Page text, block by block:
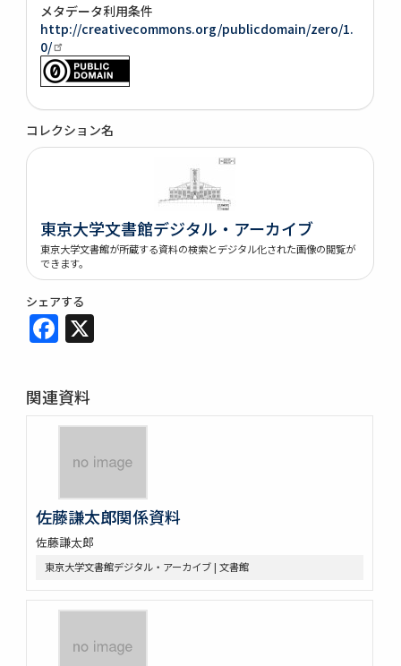
メタデータ利用条件
http://creativecommons.org/publicdomain/zero/1.
0/
コレクション名
東京大学文書館デジタル・アーカイブ
東京大学文書館が所蔵する資料の検索とデジタル化された画像の閲覧が
できます。
シェアする
Facebook
関連資料
佐藤謙太郎関係資料
佐藤謙太郎
東京大学文書館デジタル・アーカイブ | 文書館